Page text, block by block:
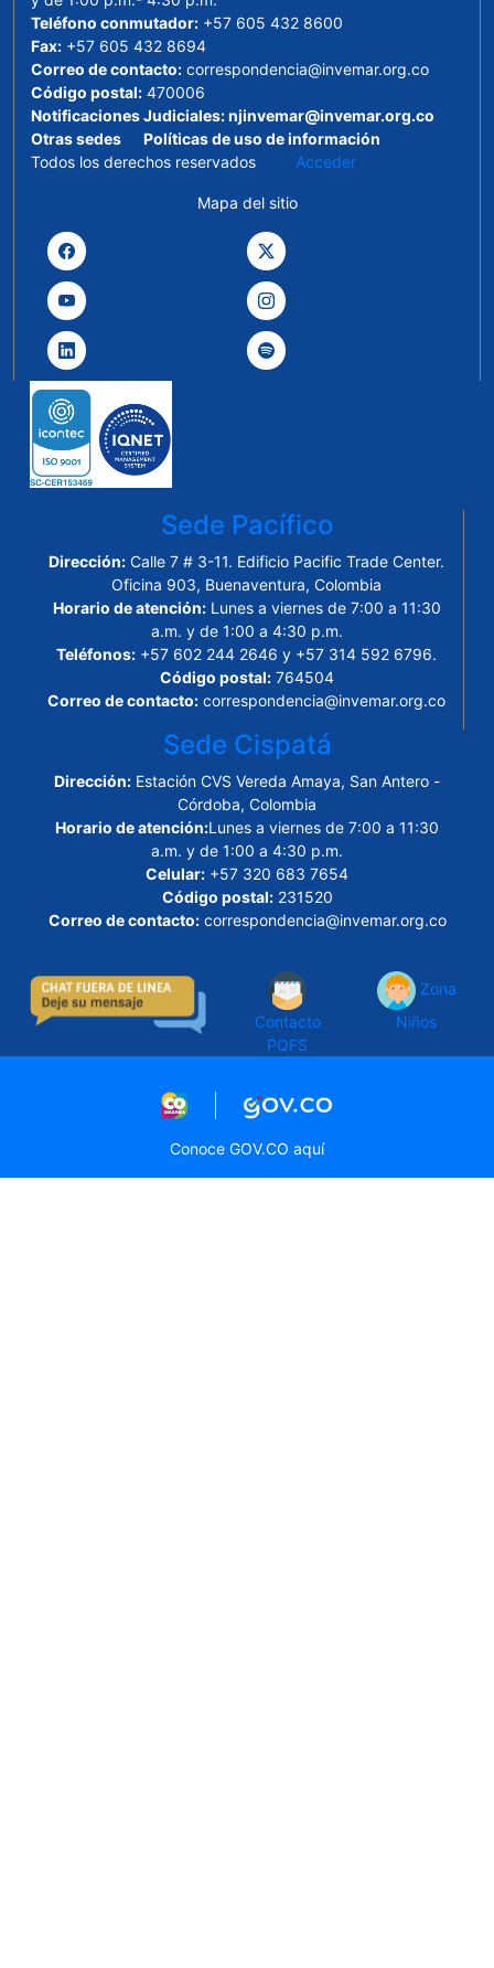
Teléfono conmutador: +57 605 432 8600
Fax: +57 605 432 8694
Correo de contacto: correspondencia@invemar.org.co
Código postal: 470006
Notificaciones Judiciales:njinvemar@invemar.org.co
Otras sedes
Políticas de uso de información
Todos los derechos reservados Acceder
Mapa del sitio
Sede Pacífico
Dirección: Calle 7 # 3-11. Edificio Pacific Trade Center.
Oficina 903, Buenaventura, Colombia
Horario de atención:Lunes a viernes de 7:00 a 11:30
a.m. y de 1:00 a 4:30 p.m.
Teléfonos: +57 602 244 2646 y +57 314 592 6796.
Código postal:764504
Correo de contacto: correspondencia@invemar.org.co
Sede Cispatá
Dirección: Estación CVS Vereda Amaya, San Antero -
Córdoba, Colombia
Horario de atención:Lunes a viernes de 7:00 a 11:30
a.m. y de 1:00 a 4:30 p.m.
Celular: +57 320 683 7654
Código postal:231520
Correo de contacto:correspondencia@invemar.org.co
Contacto
PQFS
Zona
Niños
Logo marca ColombiaLogo Gobierno de
Conoce GOV.CO aquí